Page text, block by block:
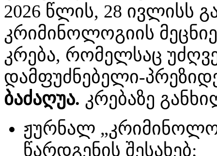
2026 წლის, 28 ივლისს
კრიმინოლოგიის
კრება, რომელსაც
დამფუძნებელი-
ბაძაღუა. კრებაზე
ჟურნალ
წარდგენის შესახებ;